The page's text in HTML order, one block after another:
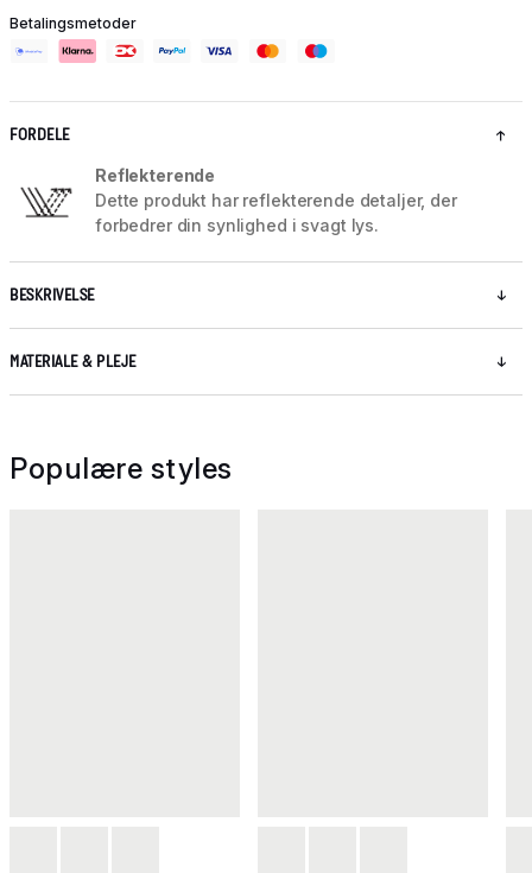
Betalingsmetoder
FORDELE
Reflekterende
Dette produkt har reflekterende detaljer, der
forbedrer din synlighed i svagt lys.
BESKRIVELSE
MATERIALE & PLEJE
Populære styles